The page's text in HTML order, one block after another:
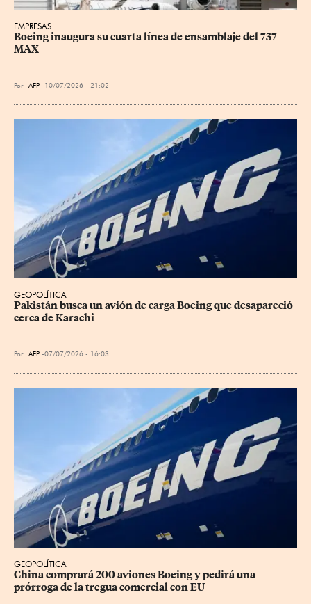
EMPRESAS
Boeing inaugura su cuarta línea de ensamblaje del 737
MAX
Por AFP 10/07/2026 - 21:02
GEOPOLÍTICA
Pakistán busca un avión de carga Boeing que desapareció
cerca de Karachi
Por AFP 07/07/2026 - 16:03
GEOPOLÍTICA
China comprará 200 aviones Boeing y pedirá una
prórroga de la tregua comercial con EU